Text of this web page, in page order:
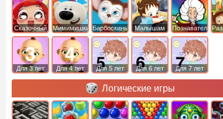
Сказочный
патруль
Мимимишки Барбоскины Малышам Познавательные
Для 3 лет Для 4 лет Для 5 лет Для 6 лет Для 7 лет
Логические игры